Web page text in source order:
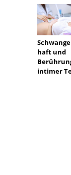
haft und
intimer